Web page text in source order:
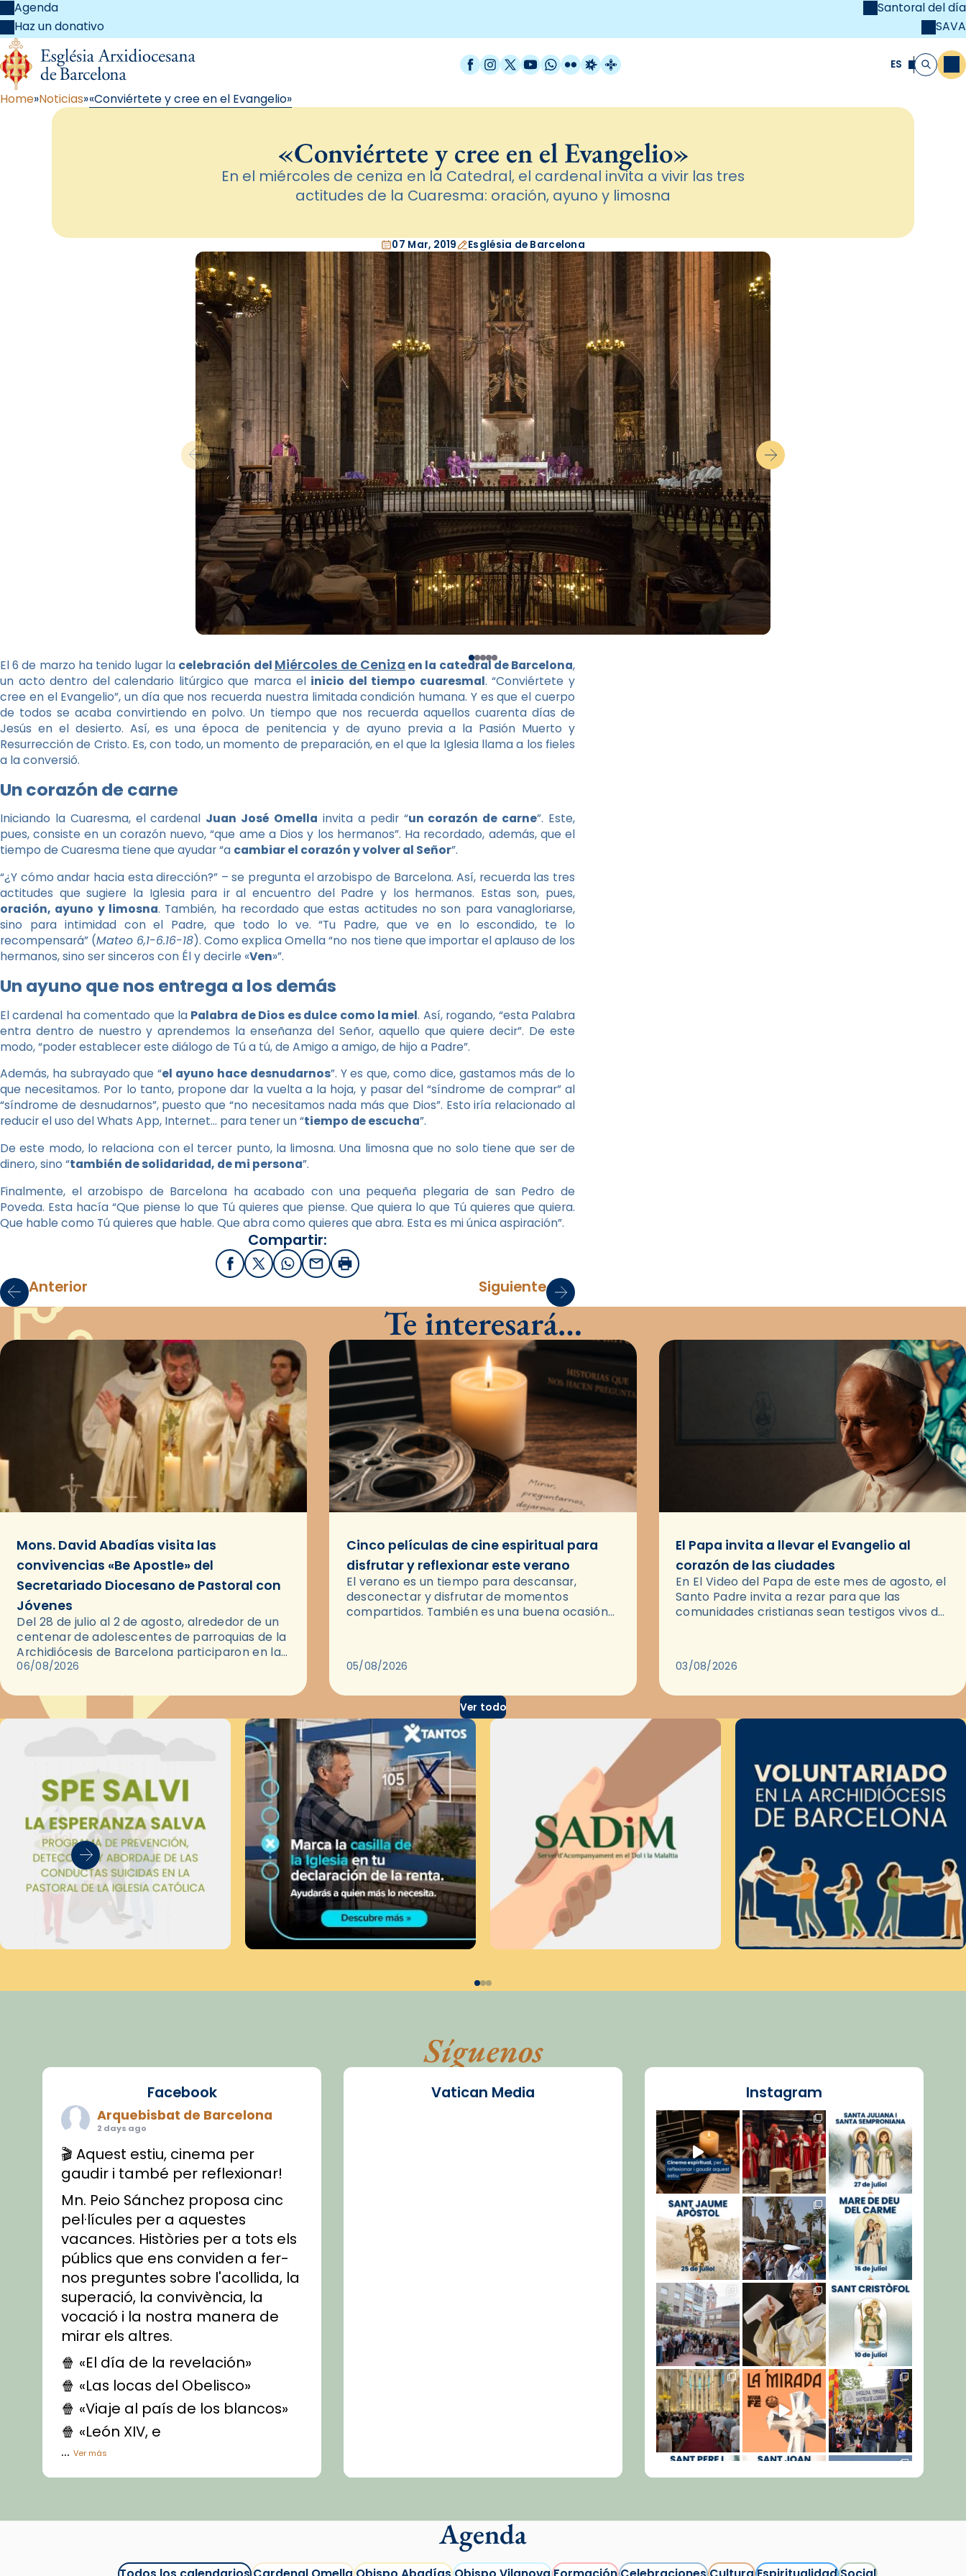
Agenda
Haz un donativo
Santoral del día
SAVA
Facebook
Instagram
X / Twitter
YouTube
WhatsApp
FlickrRadio Estel
Catalunya Cristiana ES Buscar
Home Noticias «Conviértete y cree en el Evangelio»
«Conviértete y cree en el Evangelio»
En el miércoles de ceniza en la Catedral, el cardenal invita a vivir las tres
actitudes de la Cuaresma: oración, ayuno y limosna
07 Mar, 2019 Església de Barcelona
El 6 de marzo ha tenido lugar la celebración del Miércoles de Ceniza en la catedral de Barcelona,
un acto dentro del calendario litúrgico que marca el inicio del tiempo cuaresmal. “Conviértete y
cree en el Evangelio”, un día que nos recuerda nuestra limitada condición humana. Y es que el cuerpo
de todos se acaba convirtiendo en polvo. Un tiempo que nos recuerda aquellos cuarenta días de
Jesús en el desierto. Así, es una época de penitencia y de ayuno previa a la Pasión Muerto y
Resurrección de Cristo. Es, con todo, un momento de preparación, en el que la Iglesia llama a los fieles
a la conversió.
Un corazón de carne
Iniciando la Cuaresma, el cardenal Juan José Omella invita a pedir “un corazón de carne”. Este,
pues, consiste en un corazón nuevo, “que ame a Dios y los hermanos”. Ha recordado, además, que el
tiempo de Cuaresma tiene que ayudar “a cambiar el corazón y volver al Señor”.
“¿Y cómo andar hacia esta dirección?” – se pregunta el arzobispo de Barcelona. Así, recuerda las tres
actitudes que sugiere la Iglesia para ir al encuentro del Padre y los hermanos. Estas son, pues,
oración, ayuno y limosna. También, ha recordado que estas actitudes no son para vanagloriarse,
sino para intimidad con el Padre, que todo lo ve. “Tu Padre, que ve en lo escondido, te lo
recompensará” (Mateo 6,1-6.16-18). Como explica Omella “no nos tiene que importar el aplauso de los
hermanos, sino ser sinceros con Él y decirle «Ven»”.
Un ayuno que nos entrega a los demás
El cardenal ha comentado que la Palabra de Dios es dulce como la miel. Así, rogando, “esta Palabra
entra dentro de nuestro y aprendemos la enseñanza del Señor, aquello que quiere decir”. De este
modo, “poder establecer este diálogo de Tú a tú, de Amigo a amigo, de hijo a Padre”.
Además, ha subrayado que “el ayuno hace desnudarnos”. Y es que, como dice, gastamos más de lo
que necesitamos. Por lo tanto, propone dar la vuelta a la hoja, y pasar del “síndrome de comprar” al
“síndrome de desnudarnos”, puesto que “no necesitamos nada más que Dios”. Esto iría relacionado al
reducir el uso del Whats App, Internet… para tener un “tiempo de escucha”.
De este modo, lo relaciona con el tercer punto, la limosna. Una limosna que no solo tiene que ser de
dinero, sino “también de solidaridad, de mi persona”.
Finalmente, el arzobispo de Barcelona ha acabado con una pequeña plegaria de san Pedro de
Poveda. Esta hacía “Que piense lo que Tú quieres que piense. Que quiera lo que Tú quieres que quiera.
Que hable como Tú quieres que hable. Que abra como quieres que abra. Esta es mi única aspiración”.
Compartir:
FacebookX / Twitter
WhatsApp
EmailImprimir
Anterior Siguiente
Te interesará…
Mons. David Abadías visita las
convivencias «Be Apostle» del
Secretariado Diocesano de Pastoral con
Jóvenes
Del 28 de julio al 2 de agosto, alrededor de un
centenar de adolescentes de parroquias de la
Archidiócesis de Barcelona participaron en las
convivencias Be Apostle, organizadas por el
06/08/2026
Cinco películas de cine espiritual para
disfrutar y reflexionar este verano
El verano es un tiempo para descansar,
desconectar y disfrutar de momentos
compartidos. También es una buena ocasión
05/08/2026
El Papa invita a llevar el Evangelio al
corazón de las ciudades
En El Video del Papa de este mes de agosto, el
Santo Padre invita a rezar para que las
comunidades cristianas sean testigos vivos del
03/08/2026
Ver todo
Síguenos
Facebook
Arquebisbat de Barcelona
2 days ago
🎬 Aquest estiu, cinema per
gaudir i també per reflexionar!
Mn. Peio Sánchez proposa cinc
pel·lícules per a aquestes
vacances. Històries per a tots els
públics que ens conviden a fer-
nos preguntes sobre l'acollida, la
superació, la convivència, la
vocació i la nostra manera de
mirar els altres.
🍿 «El día de la revelación»
🍿 «Las locas del Obelisco»
🍿 «Viaje al país de los blancos»
🍿 «León XIV, e
...Ver más
Vídeo
Vatican Media Instagram
Agenda